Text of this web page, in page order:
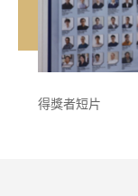
得獎者短片